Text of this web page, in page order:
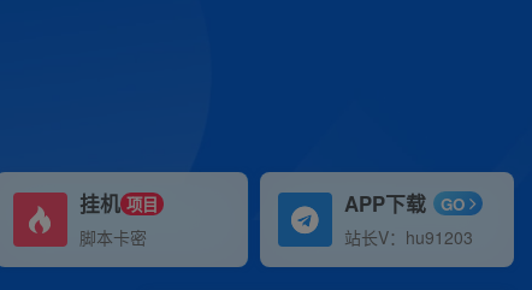
挂机 项目
脚本卡密
APP下载 GO
站长V：hu91203